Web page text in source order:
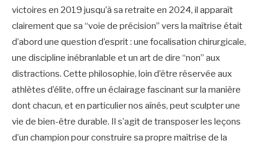
victoires en 2019 jusqu’à sa retraite en 2024, il apparaît
clairement que sa “voie de précision” vers la maîtrise était
d’abord une question d’esprit : une focalisation chirurgicale,
une discipline inébranlable et un art de dire “non” aux
distractions. Cette philosophie, loin d’être réservée aux
athlètes d’élite, offre un éclairage fascinant sur la manière
dont chacun, et en particulier nos aînés, peut sculpter une
vie de bien-être durable. Il s’agit de transposer les leçons
d’un champion pour construire sa propre maîtrise de la